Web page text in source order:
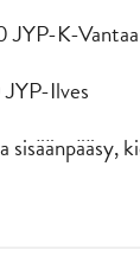
JYP-K-Vantaa
Ilves
sisäänpääsy,